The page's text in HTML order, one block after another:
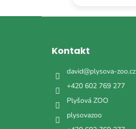
Z
Kontakt
david@plysova-zoo.cz
+420 602 769 277
Plyšová ZOO
plysovazoo